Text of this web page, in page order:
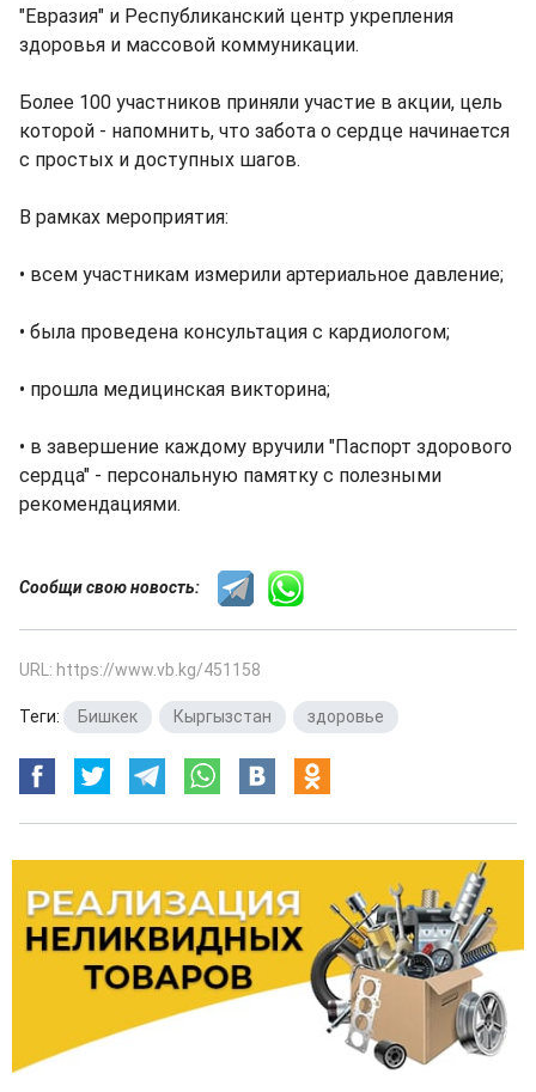
"Евразия" и Республиканский центр укрепления
здоровья и массовой коммуникации.
Более 100 участников приняли участие в акции, цель
которой - напомнить, что забота о сердце начинается
с простых и доступных шагов.
В рамках мероприятия:
• всем участникам измерили артериальное давление;
• была проведена консультация с кардиологом;
• прошла медицинская викторина;
• в завершение каждому вручили "Паспорт здорового
сердца" - персональную памятку с полезными
рекомендациями.
Сообщи свою новость:
URL: https://www.vb.kg/451158
Теги: Бишкек Кыргызстан здоровье